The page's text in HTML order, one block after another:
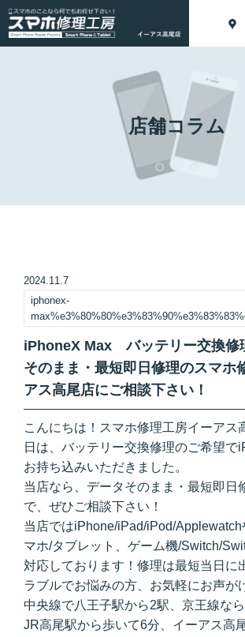
店舗コラム
2024.11.7
iphonex-
iPhoneX Max バッテリー交換
そのまま・最短即日修理のスマホ
アス高尾店にご相談下さい！
こんにちは！スマホ修理工房イーアス
日は、バッテリー交換修理のご希望で
お持ち込みいただきました。
当店なら、データそのまま・最短即日
で、ぜひご相談下さい！
当店ではiPhone/iPad/iPod/Applewatch
マホ/タブレット、ゲーム機/Switch/
対応しております！修理は最短当日に
ラブルでお悩みの方、お気軽にお声が
中央線で八王子駅から2駅、京王線な
JR高尾駅から歩いて6分、イーアス高